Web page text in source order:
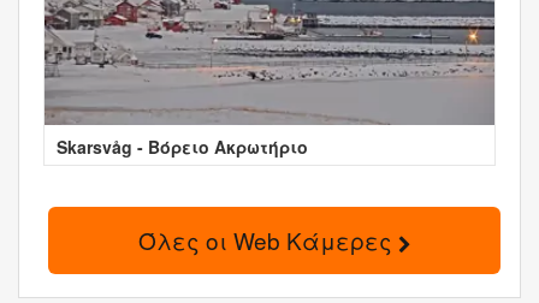
Skarsvåg - Βόρειο Ακρωτήριο
Όλες οι Web Κάμερες